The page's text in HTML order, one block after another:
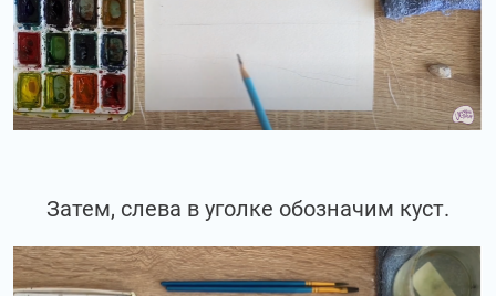
Затем, слева в уголке обозначим куст.